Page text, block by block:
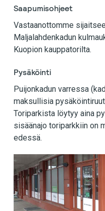
Saapumisohjeet
Vastaanottomme
Maljalahdenkadun
Kuopion kauppatorilta.
Pysäköinti
Puijonkadun varressa
maksullisia
Toriparkista löytyy aina
sisäänajo toriparkkiin on
edessä.